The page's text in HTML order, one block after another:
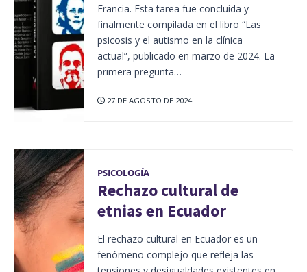
Francia. Esta tarea fue concluida y
finalmente compilada en el libro “Las
psicosis y el autismo en la clínica
actual”, publicado en marzo de 2024. La
primera pregunta…
27 DE AGOSTO DE 2024
PSICOLOGÍA
Rechazo cultural de
etnias en Ecuador
El rechazo cultural en Ecuador es un
fenómeno complejo que refleja las